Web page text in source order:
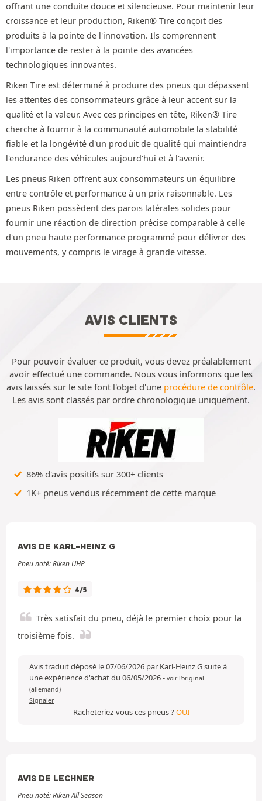
offrant une conduite douce et silencieuse. Pour maintenir leur
croissance et leur production, Riken® Tire conçoit des
produits à la pointe de l'innovation. Ils comprennent
l'importance de rester à la pointe des avancées
technologiques innovantes.
Riken Tire est déterminé à produire des pneus qui dépassent
les attentes des consommateurs grâce à leur accent sur la
qualité et la valeur. Avec ces principes en tête, Riken® Tire
cherche à fournir à la communauté automobile la stabilité
fiable et la longévité d'un produit de qualité qui maintiendra
l'endurance des véhicules aujourd'hui et à l'avenir.
Les pneus Riken offrent aux consommateurs un équilibre
entre contrôle et performance à un prix raisonnable. Les
pneus Riken possèdent des parois latérales solides pour
fournir une réaction de direction précise comparable à celle
d'un pneu haute performance programmé pour délivrer des
mouvements, y compris le virage à grande vitesse.
AVIS CLIENTS
Pour pouvoir évaluer ce produit, vous devez préalablement
avoir effectué une commande. Nous vous informons que les
avis laissés sur le site font l'objet d'une procédure de contrôle.
Les avis sont classés par ordre chronologique uniquement.
86% d'avis positifs sur 300+ clients
1K+ pneus vendus récemment de cette marque
AVIS DE KARL-HEINZ G
Pneu noté: Riken UHP
4/5
Très satisfait du pneu, déjà le premier choix pour la
troisième fois.
Avis traduit déposé le 07/06/2026 par Karl-Heinz G suite à
une expérience d'achat du 06/05/2026- voir l'original
(allemand)
Signaler
Racheteriez-vous ces pneus ?OUI
AVIS DE LECHNER
Pneu noté: Riken All Season